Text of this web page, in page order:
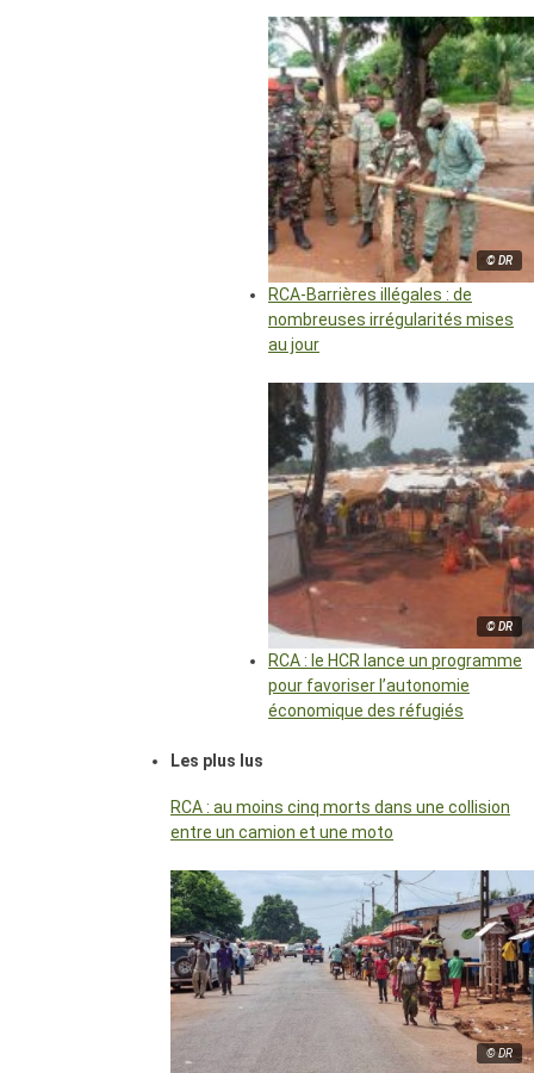
© DR
RCA-Barrières illégales : de
nombreuses irrégularités mises
au jour
© DR
RCA : le HCR lance un programme
pour favoriser l’autonomie
économique des réfugiés
Les plus lus
RCA : au moins cinq morts dans une collision
entre un camion et une moto
© DR